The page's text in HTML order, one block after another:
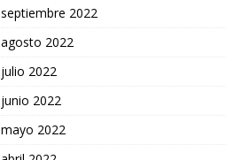
septiembre 2022
agosto 2022
julio 2022
junio 2022
mayo 2022